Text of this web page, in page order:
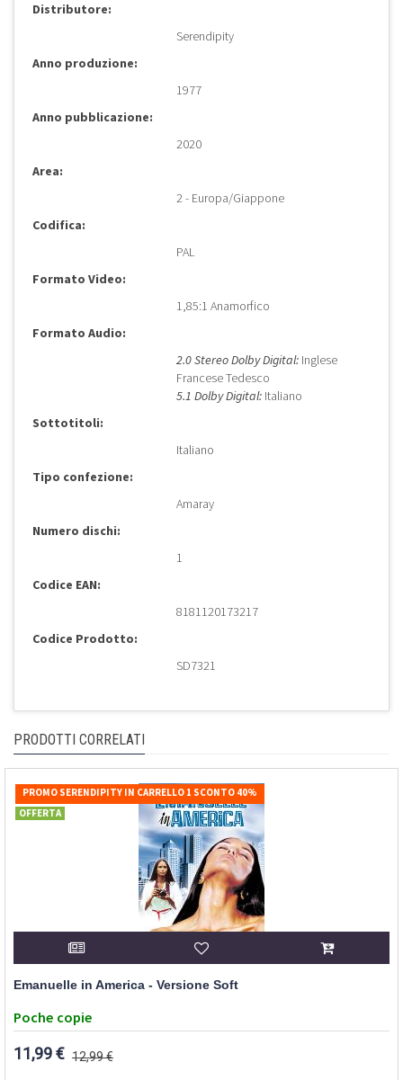
Distributore:
Serendipity
Anno produzione:
1977
Anno pubblicazione:
2020
Area:
2 - Europa/Giappone
Codifica:
PAL
Formato Video:
1,85:1 Anamorfico
Formato Audio:
2.0 Stereo Dolby Digital: Inglese
Francese Tedesco
5.1 Dolby Digital: Italiano
Sottotitoli:
Italiano
Tipo confezione:
Amaray
Numero dischi:
1
Codice EAN:
8181120173217
Codice Prodotto:
SD7321
PRODOTTI CORRELATI
PROMO SERENDIPITY IN CARRELLO 1 SCONTO 40%
OFFERTA
Emanuelle in America - Versione Soft
Poche copie
11,99 € 12,99 €